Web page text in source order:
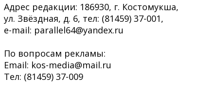
Адрес редакции: 186930, г. Костомукша,
ул. Звёздная, д. 6, тел: (81459) 37-001,
e-mail: parallel64@yandex.ru
По вопросам рекламы:
Email: kos-media@mail.ru
Тел: (81459) 37-009